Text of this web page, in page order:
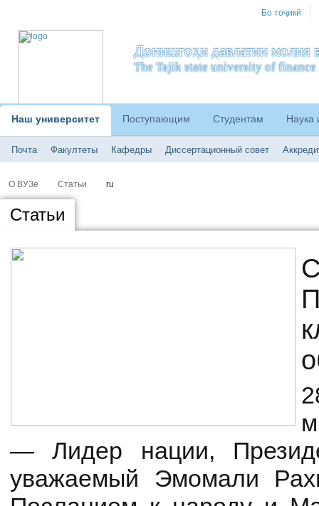
Бо тоҷикӣ
Донишгоҳи давлатии молия
The Tajik state university of finance
Наш университет Поступающим Студентам Наука
Почта Факултеты Кафедры Диссертационный совет
О ВУЗе Статьи ru
Статьи
— Лидер нации,
уважаемый Эмомали